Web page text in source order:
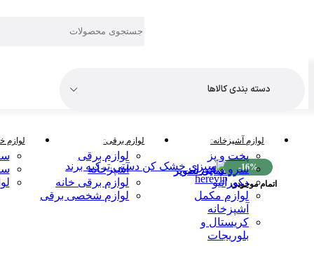
دسته بندی کالاها
لوازم آشپزخانه
پخت و پز
سرو و پذیرایی
دکوراتیو
لوازم مکمل
آشپزخانه
کریستال و
بلوریجات
لوازم برقی
لوازم برقی
آشپزخانه
لوازم برقی خانه
لوازم شخصی برقی
لوازم
-16%
اتمام موجودی
بزرگنمایی تصویر